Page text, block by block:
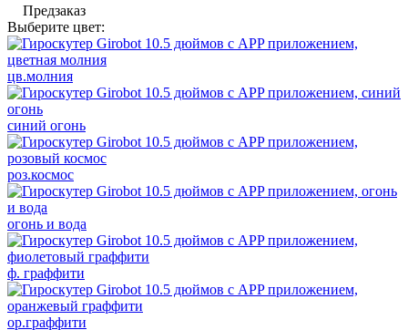
Предзаказ
Выберите цвет:
цв.молния
синий огонь
роз.космос
огонь и вода
ф. граффити
ор.граффити